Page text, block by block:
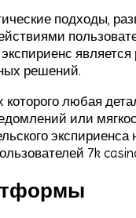
подходы,
решений.
любая
или
экспириенса
7k